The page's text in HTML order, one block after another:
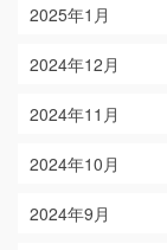
2025年1月
2024年12月
2024年11月
2024年10月
2024年9月